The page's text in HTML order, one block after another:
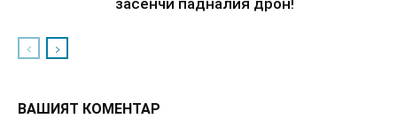
засенчи падналия дрон!
ВАШИЯТ КОМЕНТАР